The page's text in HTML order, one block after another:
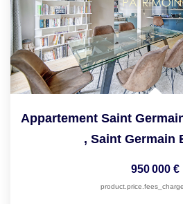
, Saint Germain
950 000 €